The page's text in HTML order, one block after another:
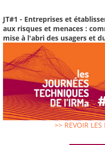
JT#1 - Entreprises et
aux risques et menaces :
mise à l'abri des usagers et
>> REVOIR